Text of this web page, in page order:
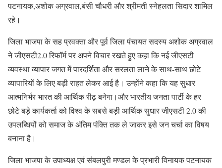
पटनायक,अशोक अग्रवाल,बंसी चौधरी और श्रीमती स्नेहलता सिदार शामिल
रहे।
जिला भाजपा के सह प्रवक्ता और पूर्व जिला पंचायत सदस्य अशोक अग्रवाल
ने जीएसटी2.0 रिफॉर्म पर अपने विचार रखते हुए कहा कि नई जीएसटी
व्यवस्था व्यापार जगत में पारदर्शिता और सरलता लाने के साथ-साथ छोटे
व्यापारियों के लिए बड़ी राहत लेकर आई है। उन्होंने कहा कि यह सुधार
आत्मनिर्भर भारत की आर्थिक रीढ़ बनेगा।और भारतीय जनता पार्टी के हर
छोटे बड़े कार्यकर्ता को विश्व के सबसे बड़ी आर्थिक सुधार जीएसटी 2.0 की
उपलब्धियों को समाज के अंतिम पंक्ति तक ले जाकर इसे जन चर्चा का विषय
बनाना है।
जिला भाजपा के उपाध्यक्ष एवं संबलपुरी मण्डल के प्रभारी विनायक पटनायक